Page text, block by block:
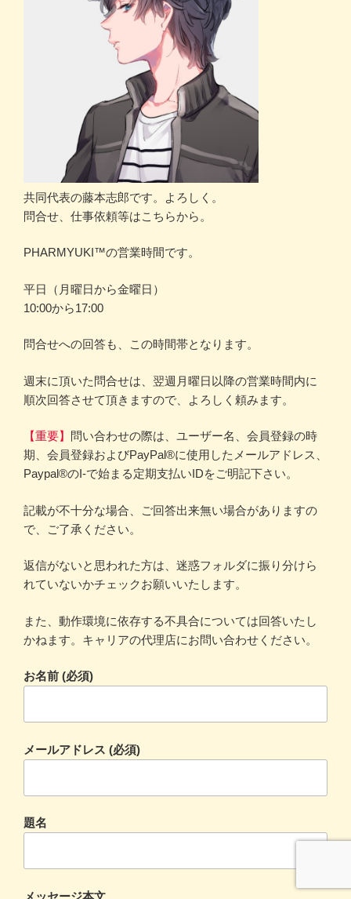
共同代表の藤本志郎です。よろしく。
問合せ、仕事依頼等はこちらから。
PHARMYUKI™の営業時間です。
平日（月曜日から金曜日）
10:00から17:00
問合せへの回答も、この時間帯となります。
週末に頂いた問合せは、翌週月曜日以降の営業時間内に
順次回答させて頂きますので、よろしく頼みます。
【重要】 問い合わせの際は、ユーザー名、会員登録の時
期、会員登録およびPayPal®に使用したメールアドレス、
Paypal®のI-で始まる定期支払いIDをご明記下さい。
記載が不十分な場合、ご回答出来無い場合がありますの
で、ご了承ください。
返信がないと思われた方は、迷惑フォルダに振り分けら
れていないかチェックお願いいたします。
また、動作環境に依存する不具合については回答いたし
かねます。キャリアの代理店にお問い合わせください。
お名前 (必須)
メールアドレス (必須)
題名
メッセージ本文